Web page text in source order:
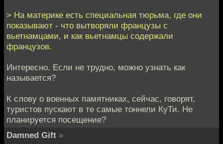
> На материке есть специальная тюрьма, где они
показывают - что вытворяли французы с
вьетнамцами, и как вьетнамцы содержали
французов.
Интересно. Если не трудно, можно узнать как
называется?
К слову о военных памятниках, сейчас, говорят,
туристов пускают в те самые тоннели КуТи. Не
планируется посещение?
Damned Gift »